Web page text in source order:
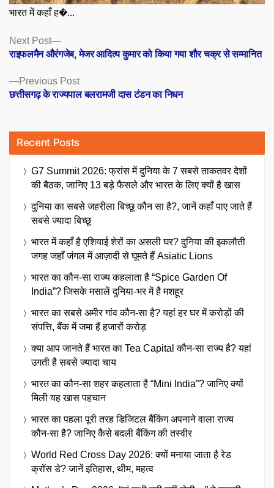
भारत में कहाँ ह�...
Posts
navigation
Previous PostPrevious
post:
छत्तीसगढ़ के राज्यपाल बलरामजी दास टंडन का निधन
Next Post
Next
post:
राइफलमैन औरंगजेब, मेजर आदित्य कुमार को किया गया शौर चक्र से सम्मानित
Recent Posts
G7 Summit 2026: फ्रांस में दुनिया के 7 सबसे ताकतवर देशों
की बैठक, जानिए 13 बड़े फैसले और भारत के लिए क्यों है खास
दुनिया का सबसे जहरीला बिच्छू कौन सा है?, जानें कहाँ पाए जाते हैं
सबसे ज्यादा बिच्छू
भारत में कहाँ है एशियाई शेरों का असली घर? दुनिया की इकलौती
जगह जहाँ जंगल में आज़ादी से घूमते हैं Asiatic Lions
भारत का कौन-सा राज्य कहलाता है “Spice Garden Of
India”? जिसके मसालें दुनिया-भर में है मशहूर
भारत का सबसे अमीर गांव कौन-सा है? यहां हर घर में करोड़ों की
संपत्ति, बैंक में जमा हैं हजारों करोड़
क्या आप जानते हैं भारत का Tea Capital कौन-सा राज्य है? यहां
उगती है सबसे ज्यादा चाय
भारत का कौन-सा शहर कहलाता है “Mini India”? जानिए क्यों
मिली यह खास पहचान
भारत का पहला पूरी तरह डिजिटल बैंकिंग अपनाने वाला राज्य
कौन-सा है? जानिए कैसे बदली बैंकिंग की तस्वीर
World Red Cross Day 2026: क्यों मनाया जाता है रेड
क्रॉस डे? जानें इतिहास, थीम, महत्व